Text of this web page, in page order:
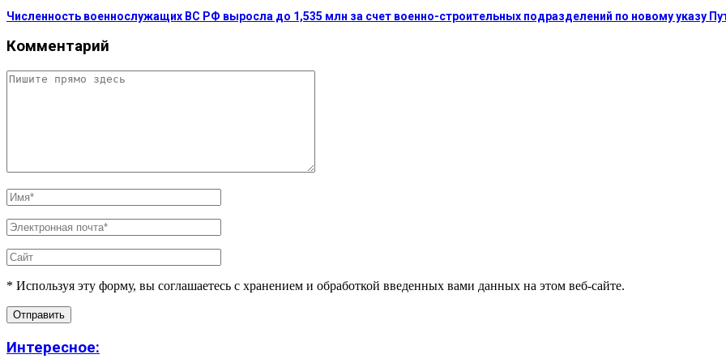
Численность военнослужащих ВС РФ выросла до 1,535 млн за счет военно-строительных подразделений по новому указу
Комментарий
* Используя эту форму, вы соглашаетесь с хранением и обработкой введенных вами данных на этом веб-сайте.
Интересное: